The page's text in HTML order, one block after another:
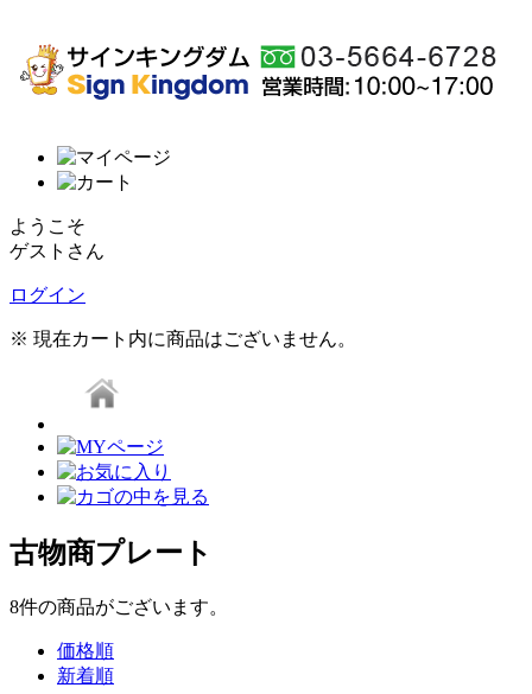
ようこそ
ゲストさん
ログイン
※ 現在カート内に商品はございません。
古物商プレート
8件の商品がございます。
価格順
新着順